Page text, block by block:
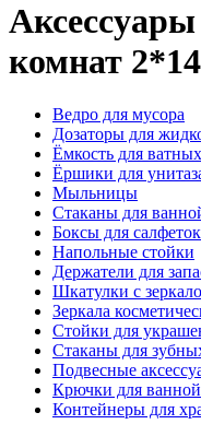
комнат
Ведро для мусора
Дозаторы для
Ёмкость для
Ёршики для
Мыльницы
Стаканы для
Боксы для салфеток
Напольные стойки
Держатели для
Шкатулки с
Зеркала
Стойки для
Стаканы для
Подвесные
Крючки для ванной
Контейнеры для